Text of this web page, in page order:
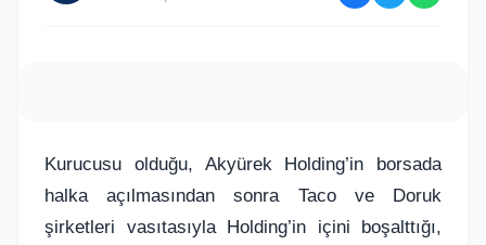
Kurucusu olduğu, Akyürek Holding’in borsada
halka açılmasından sonra Taco ve Doruk
şirketleri vasıtasıyla Holding’in içini boşalttığı,